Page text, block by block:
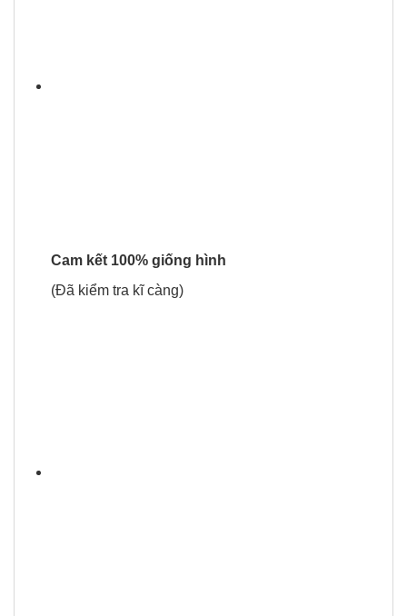
Cam kết 100% giống hình
(Đã kiểm tra kĩ càng)